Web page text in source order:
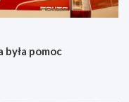
była pomoc